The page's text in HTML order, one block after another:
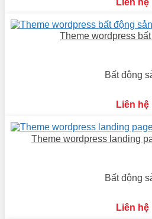
Bất động
Theme wordpress
Liên hệ
Bất động
Theme wordpress landing
Liên hệ